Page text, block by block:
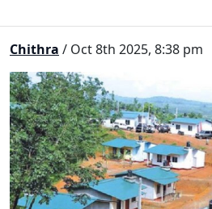
Chithra / Oct 8th 2025, 8:38 pm